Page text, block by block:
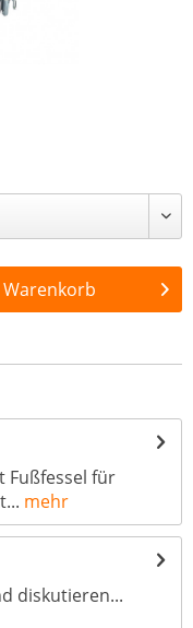
Warenkorb
Fußfessel für
mehr
diskutieren...